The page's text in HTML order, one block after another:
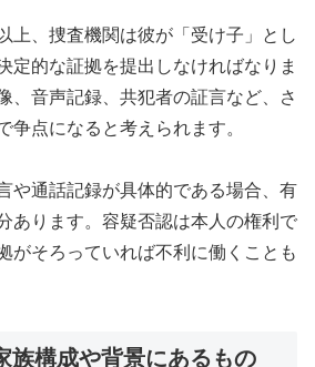
上、捜査機関は彼が「受け子」とし
定的な証拠を提出しなければなりま
、音声記録、共犯者の証言など、さ
争点になると考えられます。
や通話記録が具体的である場合、有
あります。容疑否認は本人の権利で
がそろっていれば不利に働くことも
族構成や背景にあるもの